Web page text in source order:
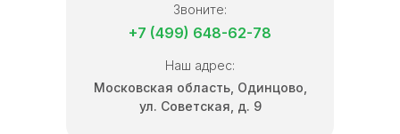
Звоните:
Наш адрес:
Московская область, Одинцово,
ул. Советская, д. 9
+7 (499) 648-62-78